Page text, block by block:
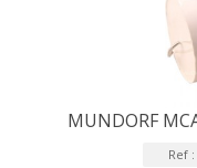
MUNDORF
Ref :